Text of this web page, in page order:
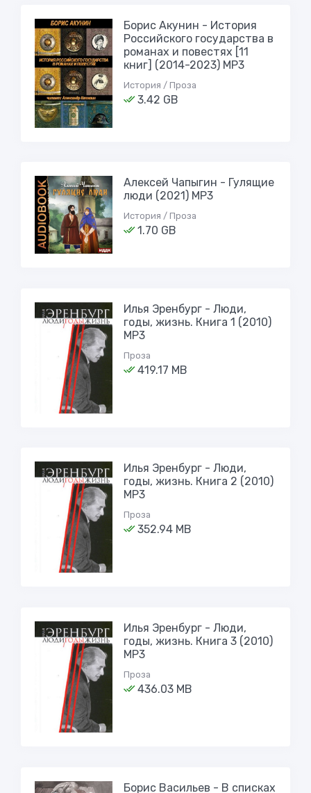
Борис Акунин - История
Российского государства в
романах и повестях [11
книг] (2014-2023) МР3
История / Проза
3.42 GB
Алексей Чапыгин - Гулящие
люди (2021) MP3
История / Проза
1.70 GB
Илья Эренбург - Люди,
годы, жизнь. Книга 1 (2010)
MP3
Проза
419.17 MB
Илья Эренбург - Люди,
годы, жизнь. Книга 2 (2010)
MP3
Проза
352.94 MB
Илья Эренбург - Люди,
годы, жизнь. Книга 3 (2010)
MP3
Проза
436.03 MB
Борис Васильев - В списках